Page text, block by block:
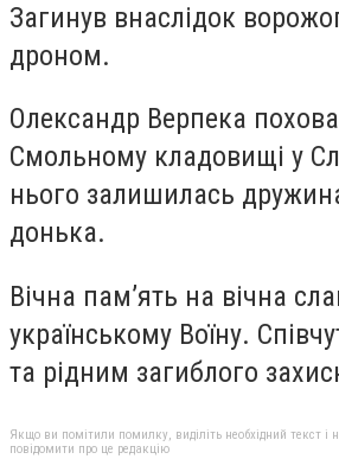
Загинув внаслідок
дроном.
Олександр Верпека
Смольному кладовищі у
нього залишилась
донька.
Вічна пам’ять на вічна
українському Воїну.
та рідним загиблого
Якщо ви помітили помилку, виділіть необхідний текст і
повідомити про це редакцію